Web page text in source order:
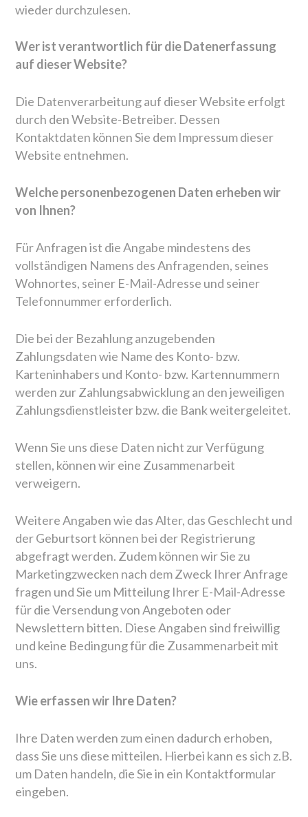
wieder durchzulesen.
Wer ist verantwortlich für die Datenerfassung
auf dieser Website?
Die Datenverarbeitung auf dieser Website erfolgt
durch den Website-Betreiber. Dessen
Kontaktdaten können Sie dem Impressum dieser
Website entnehmen.
Welche personenbezogenen Daten erheben wir
von Ihnen?
Für Anfragen ist die Angabe mindestens des
vollständigen Namens des Anfragenden, seines
Wohnortes, seiner E-Mail-Adresse und seiner
Telefonnummer erforderlich.
Die bei der Bezahlung anzugebenden
Zahlungsdaten wie Name des Konto- bzw.
Karteninhabers und Konto- bzw. Kartennummern
werden zur Zahlungsabwicklung an den jeweiligen
Zahlungsdienstleister bzw. die Bank weitergeleitet.
Wenn Sie uns diese Daten nicht zur Verfügung
stellen, können wir eine Zusammenarbeit
verweigern.
Weitere Angaben wie das Alter, das Geschlecht und
der Geburtsort können bei der Registrierung
abgefragt werden. Zudem können wir Sie zu
Marketingzwecken nach dem Zweck Ihrer Anfrage
fragen und Sie um Mitteilung Ihrer E-Mail-Adresse
für die Versendung von Angeboten oder
Newslettern bitten. Diese Angaben sind freiwillig
und keine Bedingung für die Zusammenarbeit mit
uns.
Wie erfassen wir Ihre Daten?
Ihre Daten werden zum einen dadurch erhoben,
dass Sie uns diese mitteilen. Hierbei kann es sich z.B.
um Daten handeln, die Sie in ein Kontaktformular
eingeben.